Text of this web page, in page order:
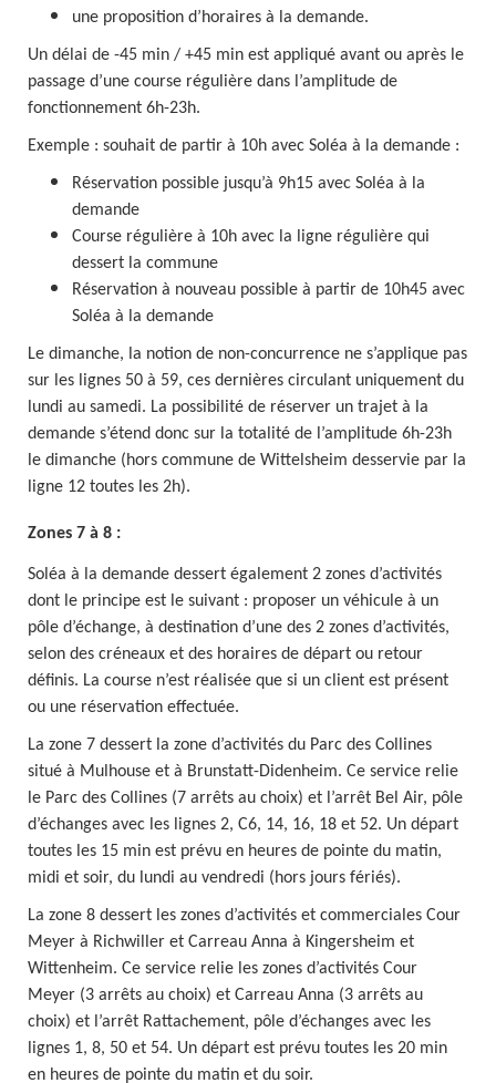
une proposition d’horaires à la demande.
Un délai de -45 min / +45 min est appliqué avant ou après le
passage d’une course régulière dans l’amplitude de
fonctionnement 6h-23h.
Exemple : souhait de partir à 10h avec Soléa à la demande :
Réservation possible jusqu’à 9h15 avec Soléa à la
demande
Course régulière à 10h avec la ligne régulière qui
dessert la commune
Réservation à nouveau possible à partir de 10h45 avec
Soléa à la demande
Le dimanche, la notion de non-concurrence ne s’applique pas
sur les lignes 50 à 59, ces dernières circulant uniquement du
lundi au samedi. La possibilité de réserver un trajet à la
demande s’étend donc sur la totalité de l’amplitude 6h-23h
le dimanche (hors commune de Wittelsheim desservie par la
ligne 12 toutes les 2h).
Zones 7 à 8 :
Soléa à la demande dessert également 2 zones d’activités
dont le principe est le suivant : proposer un véhicule à un
pôle d’échange, à destination d’une des 2 zones d’activités,
selon des créneaux et des horaires de départ ou retour
définis. La course n’est réalisée que si un client est présent
ou une réservation effectuée.
La zone 7 dessert la zone d’activités du Parc des Collines
situé à Mulhouse et à Brunstatt-Didenheim. Ce service relie
le Parc des Collines (7 arrêts au choix) et l’arrêt Bel Air, pôle
d’échanges avec les lignes 2, C6, 14, 16, 18 et 52. Un départ
toutes les 15 min est prévu en heures de pointe du matin,
midi et soir, du lundi au vendredi (hors jours fériés).
La zone 8 dessert les zones d’activités et commerciales Cour
Meyer à Richwiller et Carreau Anna à Kingersheim et
Wittenheim. Ce service relie les zones d’activités Cour
Meyer (3 arrêts au choix) et Carreau Anna (3 arrêts au
choix) et l’arrêt Rattachement, pôle d’échanges avec les
lignes 1, 8, 50 et 54. Un départ est prévu toutes les 20 min
en heures de pointe du matin et du soir.